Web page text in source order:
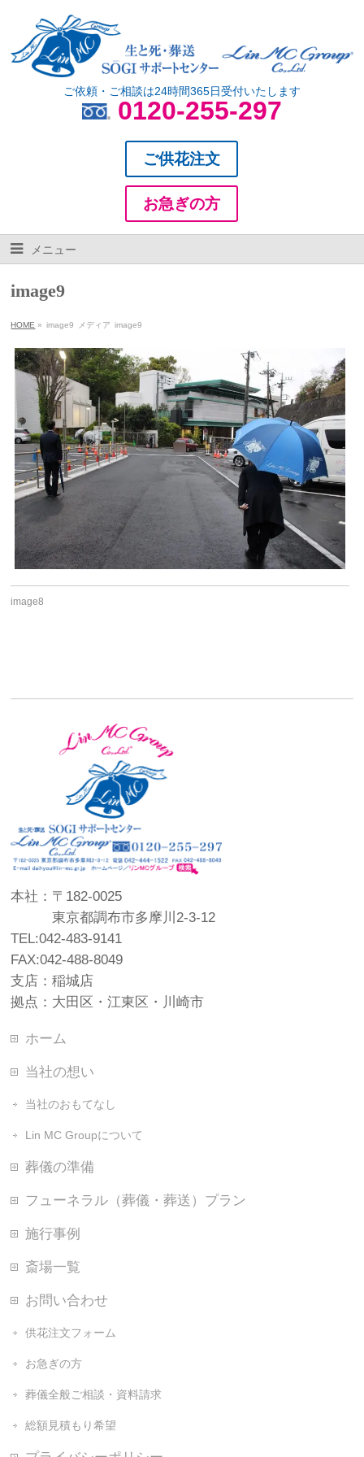
ご依頼・ご相談は24時間365日受付いたします
0120-255-297
ご供花注文
お急ぎの方
メニュー
image9
HOME » image9 メディア image9
image8
本社：〒182-0025
東京都調布市多摩川2-3-12
TEL:042-483-9141
FAX:042-488-8049
支店：稲城店
拠点：大田区・江東区・川崎市
ホーム
当社の想い
当社のおもてなし
Lin MC Groupについて
葬儀の準備
フューネラル（葬儀・葬送）プラン
施行事例
斎場一覧
お問い合わせ
供花注文フォーム
お急ぎの方
葬儀全般ご相談・資料請求
総額見積もり希望